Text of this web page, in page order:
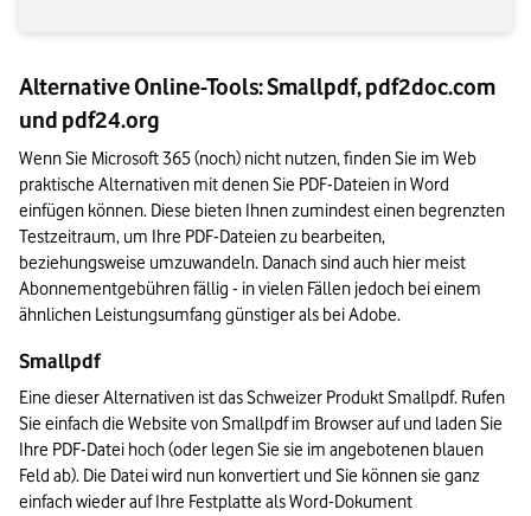
Alternative Online-Tools: Smallpdf, pdf2doc.com
und pdf24.org
Wenn Sie Microsoft 365 (noch) nicht nutzen, finden Sie im Web
praktische Alternativen mit denen Sie PDF-Dateien in Word
einfügen können. Diese bieten Ihnen zumindest einen begrenzten
Testzeitraum, um Ihre PDF-Dateien zu bearbeiten,
beziehungsweise umzuwandeln. Danach sind auch hier meist
Abonnementgebühren fällig - in vielen Fällen jedoch bei einem
ähnlichen Leistungsumfang günstiger als bei Adobe.
Smallpdf
Eine dieser Alternativen ist das Schweizer Produkt Smallpdf. Rufen
Sie einfach die Website von Smallpdf im Browser auf und laden Sie
Ihre PDF-Datei hoch (oder legen Sie sie im angebotenen blauen
Feld ab). Die Datei wird nun konvertiert und Sie können sie ganz
einfach wieder auf Ihre Festplatte als Word-Dokument